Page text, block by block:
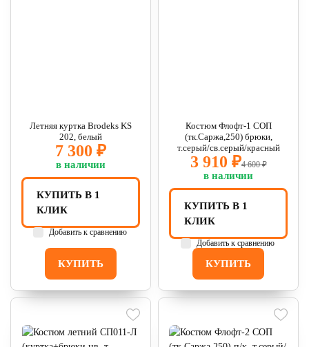
Летняя куртка Brodeks KS
202, белый
7 300 ₽
в наличии
КУПИТЬ
КУПИТЬ В 1
КЛИК
Добавить к сравнению
Костюм Флофт-1 СОП
(тк.Саржа,250) брюки,
т.серый/св.серый/красный
3 910 ₽4 600 ₽
в наличии
КУПИТЬ
КУПИТЬ В 1
КЛИК
Добавить к сравнению